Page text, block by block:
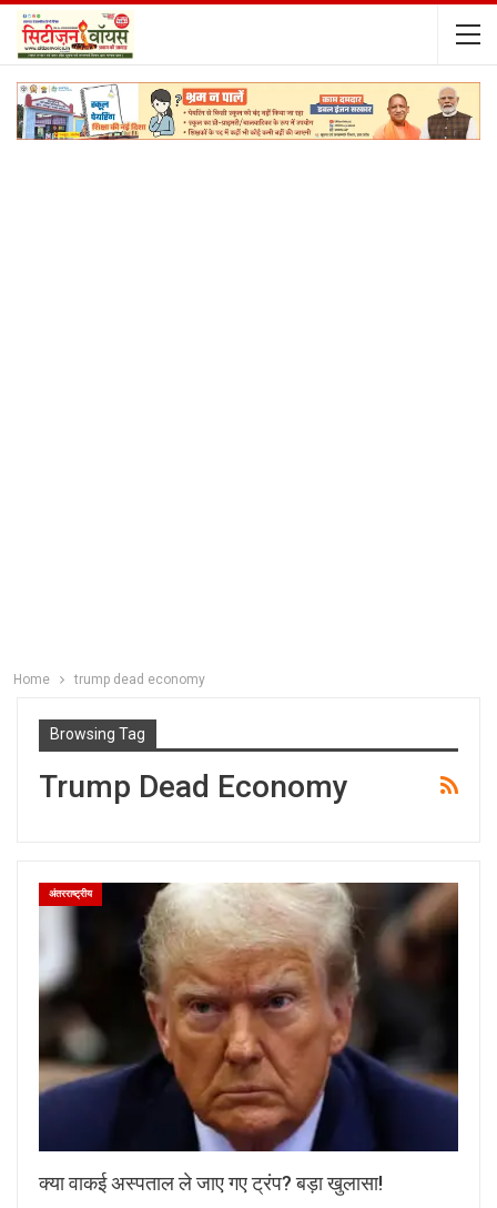
Home trump dead economy
Browsing Tag
Trump Dead Economy
अंतरराष्ट्रीय
क्या वाकई अस्पताल ले जाए गए ट्रंप? बड़ा खुलासा!